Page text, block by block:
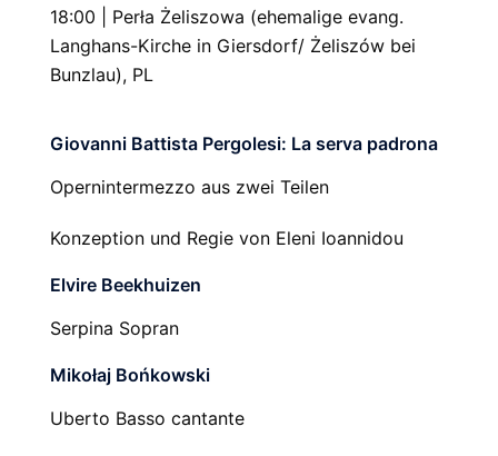
18:00 | Perła Żeliszowa (ehemalige evang.
Langhans-Kirche in Giersdorf/ Żeliszów bei
Bunzlau), PL
Giovanni Battista Pergolesi: La serva padrona
Opernintermezzo aus zwei Teilen
Konzeption und Regie von Eleni Ioannidou
Elvire Beekhuizen
Serpina Sopran
Mikołaj Bońkowski
Uberto Basso cantante